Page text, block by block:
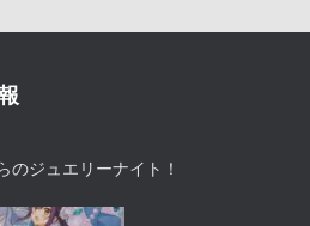
のジュエリーナイト！